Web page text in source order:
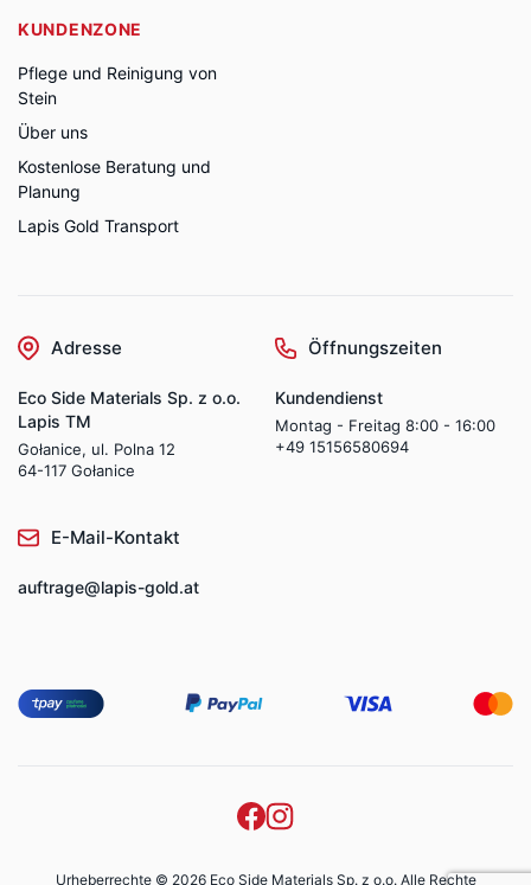
KUNDENZONE
Pflege und Reinigung von
Stein
Über uns
Kostenlose Beratung und
Planung
Lapis Gold Transport
Adresse
Eco Side Materials Sp. z o.o.
Lapis TM
Gołanice, ul. Polna 12
64-117 Gołanice
Öffnungszeiten
Kundendienst
Montag - Freitag 8:00 - 16:00
+49 15156580694
E-Mail-Kontakt
auftrage@lapis-gold.at
Urheberrechte © 2026 Eco Side Materials Sp. z o.o. Alle Rechte